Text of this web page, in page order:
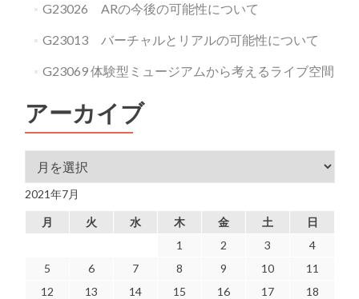
G23026 ARの今後の可能性について
G23013 バーチャルとリアルの可能性について
G23069 体験型ミュージアムから考えるライブ空間
アーカイブ
アーカイブ
2021年7月
月 火 水 木 金 土
日
1
2 3
4
5
6 7 8 9 10
11
12
13 14 15 16 17
18